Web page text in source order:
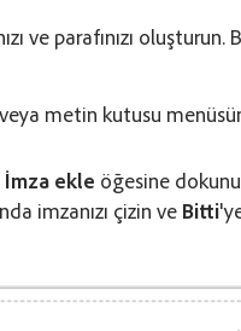
ve parafınızı oluşturun.
metin kutusu
İmza ekle öğesine
imzanızı çizin ve Bitti